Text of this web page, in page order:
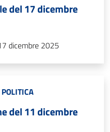
del 17 dicembre
dicembre 2025
del 11 dicembre